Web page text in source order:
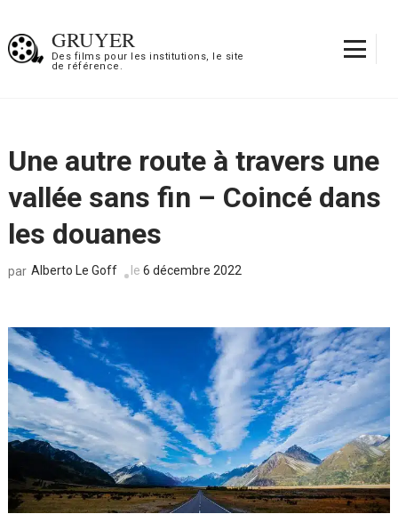
contenu
GRUYER
Des films pour les institutions, le site
de référence.
Une autre route à travers une
vallée sans fin – Coincé dans
les douanes
par Alberto Le Goff le 6 décembre 2022